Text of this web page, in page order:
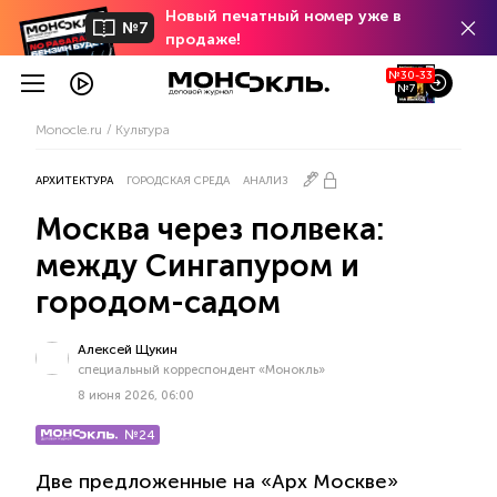
№7
Новый печатный номер уже в
продаже!
№30-33
№7
Monocle.ru Культура
АРХИТЕКТУРА ГОРОДСКАЯ СРЕДА АНАЛИЗ
Москва через полвека:
между Сингапуром и
городом-садом
Алексей Щукин
специальный корреспондент «Монокль»
8 июня 2026, 06:00
№24
Две предложенные на «Арх Москве»